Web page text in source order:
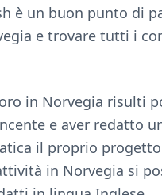
è un buon punto di
e trovare tutti i
in Norvegia risulti
e aver redatto
il proprio
in Norvegia si